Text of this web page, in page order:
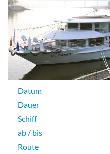
Datum
Dauer
Schiff
ab / bis
Route